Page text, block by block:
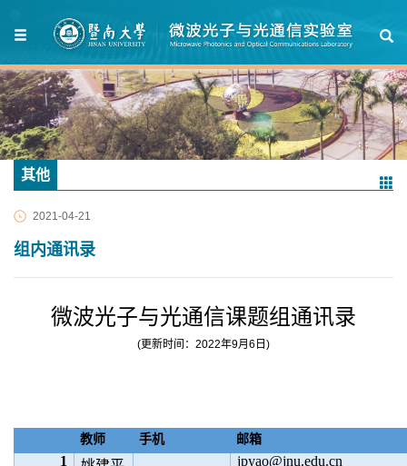
其他
2021-04-21
组内通讯录
微波光子与光通信课题组通讯录
(更新时间：2022年9月6日)
教师 手机 邮箱
1
jpyao@jnu.edu.cn